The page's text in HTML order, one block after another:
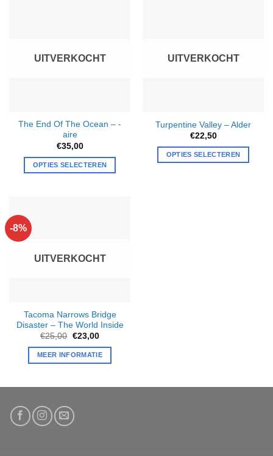
UITVERKOCHT
The End Of The Ocean – -
aire
€35,00
OPTIES SELECTEREN
UITVERKOCHT
Turpentine Valley – Alder
€22,50
OPTIES SELECTEREN
-8%
UITVERKOCHT
Tacoma Narrows Bridge
Disaster – The World Inside
€25,00 Oorspronkelijke
was:
€25,00.
€23,00Huidige
is:
€23,00.
MEER INFORMATIE